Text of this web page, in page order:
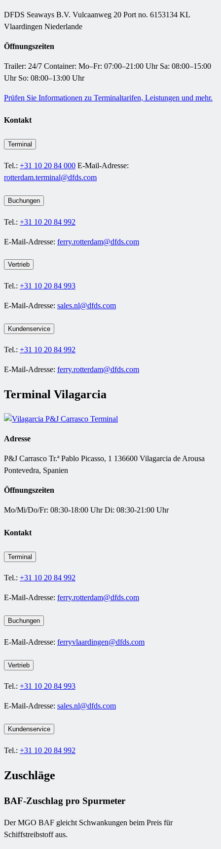
DFDS Seaways B.V. Vulcaanweg 20 Port no. 6153134 KL
Vlaardingen Niederlande
Öffnungszeiten
Trailer: 24/7 Container: Mo–Fr: 07:00–21:00 Uhr Sa: 08:00–15:00
Uhr So: 08:00–13:00 Uhr
Prüfen Sie Informationen zu Terminaltarifen, Leistungen und mehr.
Kontakt
Terminal
Tel.: +31 10 20 84 000 E-Mail-Adresse:
rotterdam.terminal@dfds.com
Buchungen
Tel.: +31 10 20 84 992
E-Mail-Adresse: ferry.rotterdam@dfds.com
Vertrieb
Tel.: +31 10 20 84 993
E-Mail-Adresse: sales.nl@dfds.com
Kundenservice
Tel.: +31 10 20 84 992
E-Mail-Adresse: ferry.rotterdam@dfds.com
Terminal Vilagarcia
Adresse
P&J Carrasco Tr.ª Pablo Picasso, 1 136600 Vilagarcia de Arousa
Pontevedra, Spanien
Öffnungszeiten
Mo/Mi/Do/Fr: 08:30-18:00 Uhr Di: 08:30-21:00 Uhr
Kontakt
Terminal
Tel.: +31 10 20 84 992
E-Mail-Adresse: ferry.rotterdam@dfds.com
Buchungen
E-Mail-Adresse: ferryvlaardingen@dfds.com
Vertrieb
Tel.: +31 10 20 84 993
E-Mail-Adresse: sales.nl@dfds.com
Kundenservice
Tel.: +31 10 20 84 992
Zuschläge
BAF-Zuschlag pro Spurmeter
Der MGO BAF gleicht Schwankungen beim Preis für
Schiffstreibstoff aus.